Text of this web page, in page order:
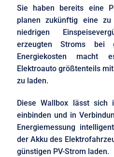
Sie haben bereits eine
planen zukünftig eine
niedrigen
erzeugten Stroms bei
Energiekosten macht
Elektroauto größtenteils
zu laden.
Diese Wallbox lässt sich
einbinden und in
Energiemessung
der Akku des
günstigen PV-Strom laden.